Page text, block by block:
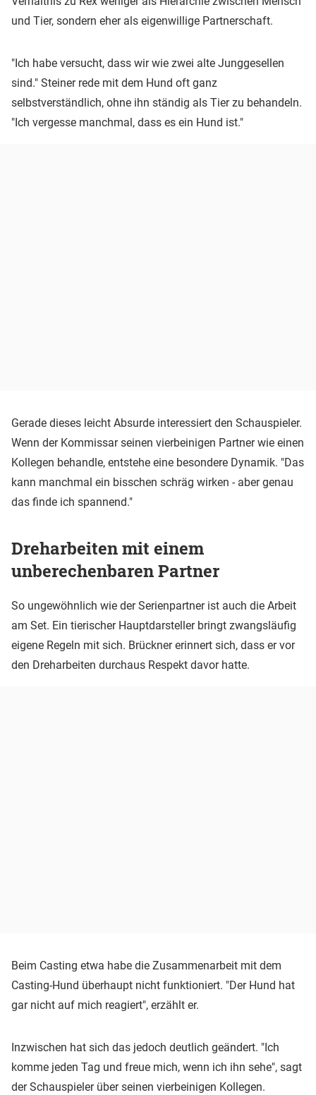
und Tier, sondern eher als eigenwillige Partnerschaft.
"Ich habe versucht, dass wir wie zwei alte Junggesellen
sind." Steiner rede mit dem Hund oft ganz
selbstverständlich, ohne ihn ständig als Tier zu behandeln.
"Ich vergesse manchmal, dass es ein Hund ist."
Gerade dieses leicht Absurde interessiert den Schauspieler.
Wenn der Kommissar seinen vierbeinigen Partner wie einen
Kollegen behandle, entstehe eine besondere Dynamik. "Das
kann manchmal ein bisschen schräg wirken - aber genau
das finde ich spannend."
Dreharbeiten mit einem
unberechenbaren Partner
So ungewöhnlich wie der Serienpartner ist auch die Arbeit
am Set. Ein tierischer Hauptdarsteller bringt zwangsläufig
eigene Regeln mit sich. Brückner erinnert sich, dass er vor
den Dreharbeiten durchaus Respekt davor hatte.
Beim Casting etwa habe die Zusammenarbeit mit dem
Casting-Hund überhaupt nicht funktioniert. "Der Hund hat
gar nicht auf mich reagiert", erzählt er.
Inzwischen hat sich das jedoch deutlich geändert. "Ich
komme jeden Tag und freue mich, wenn ich ihn sehe", sagt
der Schauspieler über seinen vierbeinigen Kollegen.